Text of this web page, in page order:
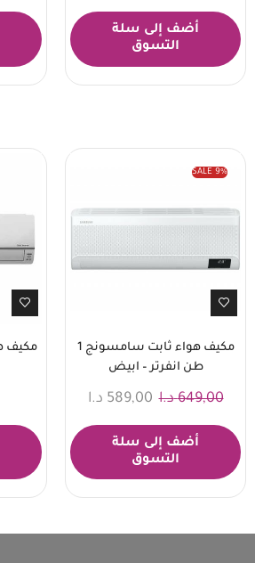
أضف إلى سلة
التسوق
SALE 9%
مكيف هواء ثابت سامسونج 1
طن انفرتر – ابيض
649,00 د.ا 589,00 د.ا
أضف إلى سلة
التسوق